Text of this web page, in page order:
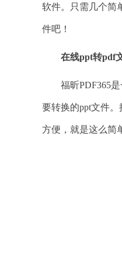
软件。只需几个简
件吧！
在线ppt转pdf
福昕PDF365是
要转换的ppt文件
方便，就是这么简